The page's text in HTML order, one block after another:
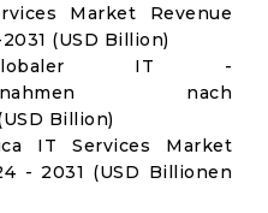
Market Revenue
(USD Billion)
IT -
nach
Billion)
IT Services Market
- 2031 (USD Billionen